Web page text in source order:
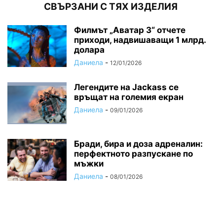
СВЪРЗАНИ С ТЯХ ИЗДЕЛИЯ
Филмът „Аватар 3“ отчете
приходи, надвишаващи 1 млрд.
долара
Даниела - 12/01/2026
Легендите на Jackass се
връщат на големия екран
Даниела - 09/01/2026
Бради, бира и доза адреналин:
перфектното разпускане по
мъжки
Даниела - 08/01/2026